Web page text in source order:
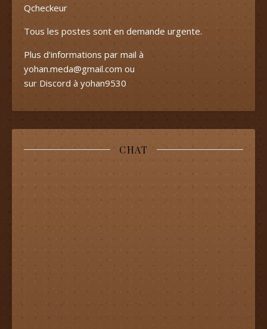
Qcheckeur
Tous les postes sont en demande urgente.
Plus d'informations par mail à
yohan.meda@gmail.com ou
sur Discord à yohan9530
CHAT